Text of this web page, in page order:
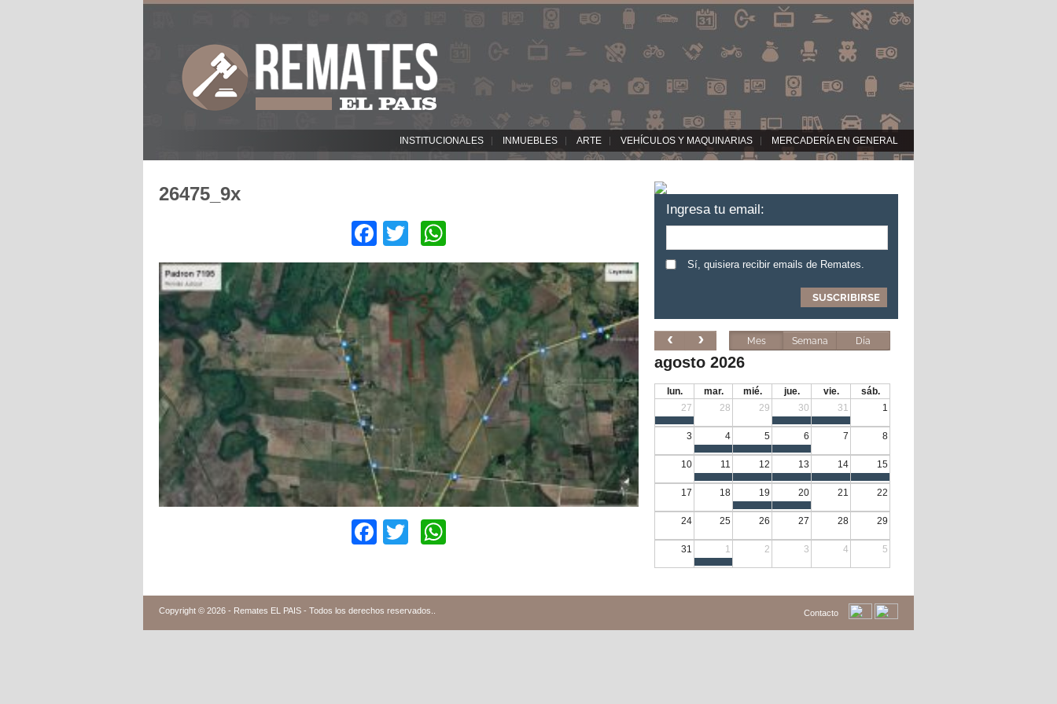
INSTITUCIONALES INMUEBLES ARTE VEHÍCULOS Y MAQUINARIAS MERCADERÍA EN GENERAL
26475_9x
Facebook
Twitter
Facebook
Twitter
Ingresa tu email:
Sí, quisiera recibir emails de Remates.
Mes Semana Día
agosto 2026
lun. mar. mié. jue. vie.
sáb.
27
28 29 30 31 1
3 4 5 6 7 8
10 11 12 13 14 15
17 18 19 20 21 22
24 25 26 27 28 29
31 1 2 3 4 5
Contacto
Copyright © 2026 - Remates EL PAIS - Todos los derechos reservados.